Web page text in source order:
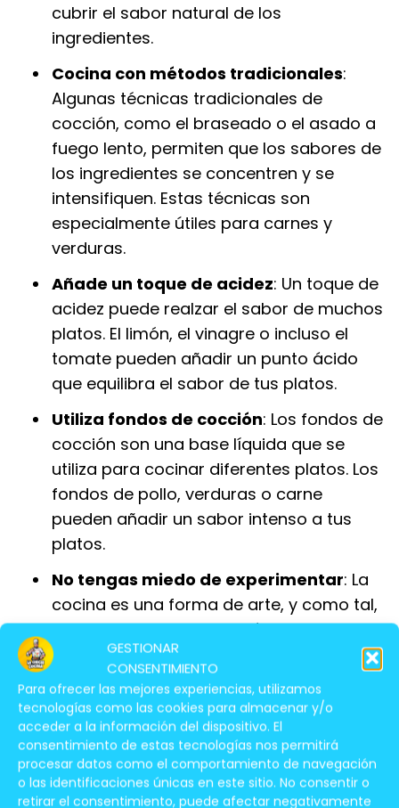
GESTIONAR
CONSENTIMIENTO
Para ofrecer las mejores experiencias, utilizamos
tecnologías como las cookies para almacenar y/o
acceder a la información del dispositivo. El
consentimiento de estas tecnologías nos permitirá
procesar datos como el comportamiento de navegación
o las identificaciones únicas en este sitio. No consentir o
retirar el consentimiento, puede afectar negativamente
cubrir el sabor natural de los
ingredientes.
Cocina con métodos tradicionales:
Algunas técnicas tradicionales de
cocción, como el braseado o el asado a
fuego lento, permiten que los sabores de
los ingredientes se concentren y se
intensifiquen. Estas técnicas son
especialmente útiles para carnes y
verduras.
Añade un toque de acidez: Un toque de
acidez puede realzar el sabor de muchos
platos. El limón, el vinagre o incluso el
tomate pueden añadir un punto ácido
que equilibra el sabor de tus platos.
Utiliza fondos de cocción: Los fondos de
cocción son una base líquida que se
utiliza para cocinar diferentes platos. Los
fondos de pollo, verduras o carne
pueden añadir un sabor intenso a tus
platos.
No tengas miedo de experimentar: La
cocina es una forma de arte, y como tal,
permite la experimentación. Prueba
nuevas recetas, combina ingredientes
diferentes y no tengas miedo de probar
nuevas técnicas de cocción. A través de
la experimentación podrás descubrir
nuevas formas de potenciar el sabor de
tus platos.